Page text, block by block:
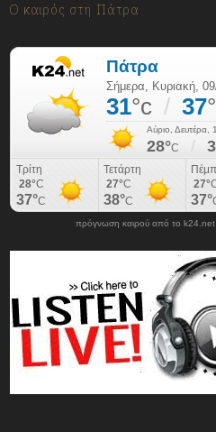
Ο καιρός στη Πάτρα
πρόγνωση καιρού από το k24.net